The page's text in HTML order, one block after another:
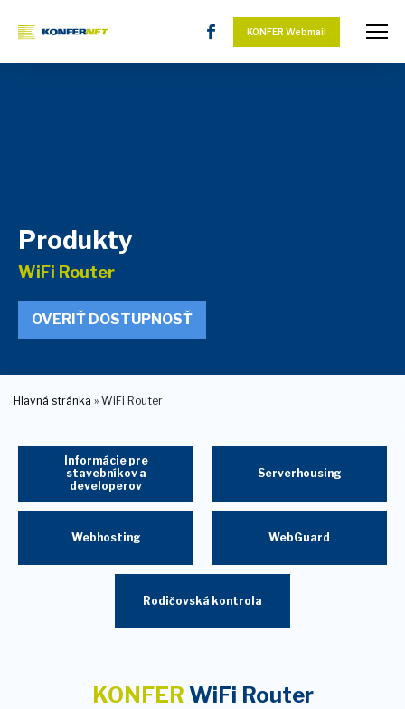
KONFER Webmail
Produkty
WiFi Router
OVERIŤ DOSTUPNOSŤ
Hlavná stránka » WiFi Router
Informácie pre
stavebníkov a
developerov
Serverhousing
Webhosting WebGuard
Rodičovská kontrola
KONFER WiFi Router